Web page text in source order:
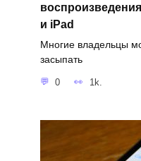
и iPad
Многие владельцы
засыпать
0 1k.